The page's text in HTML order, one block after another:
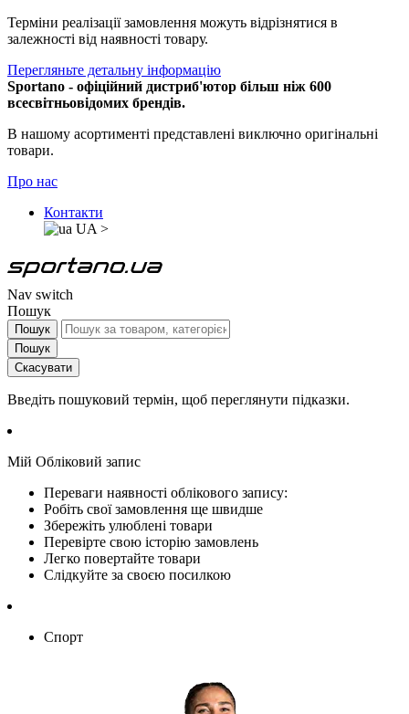
Терміни реалізації замовлення можуть відрізнятися в
залежності від наявності товару.
Перегляньте детальну інформацію
Sportano - офіційний дистриб'ютор більш ніж 600
всесвітньовідомих брендів.
В нашому асортименті представлені виключно оригінальні
товари.
Про нас
Контакти
UA >
Nav switch
Пошук
Пошук
Пошук
Скасувати
Введіть пошуковий термін, щоб переглянути підказки.
Мій Обліковий запис
Переваги наявності облікового запису:
Робіть свої замовлення ще швидше
Збережіть улюблені товари
Перевірте свою історію замовлень
Легко повертайте товари
Слідкуйте за своєю посилкою
Спорт